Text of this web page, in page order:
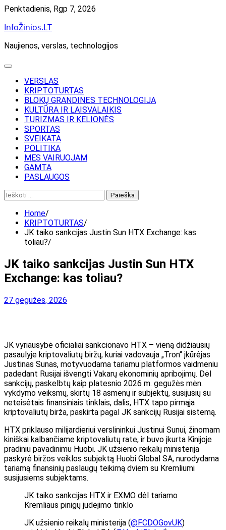
Skip
content
Penktadienis, Rgp 7, 2026
InfoŽinios.LT
Naujienos, verslas, technologijos
VERSLAS
KRIPTOTURTAS
BLOKŲ GRANDINĖS TECHNOLOGIJA
KULTŪRA IR LAISVALAIKIS
TURIZMAS IR KELIONĖS
SPORTAS
SVEIKATA
POLITIKA
MES VAIRUOJAM
GAMTA
PASLAUGOS
Ieškoti:
Home
KRIPTOTURTAS
JK taiko sankcijas Justin Sun HTX Exchange: kas
toliau?
JK taiko sankcijas Justin Sun HTX
Exchange: kas toliau?
27 gegužės, 2026
JK vyriausybė oficialiai sankcionavo HTX – vieną didžiausių
pasaulyje kriptovaliutų biržų, kuriai vadovauja „Tron“ įkūrėjas
Justinas Sunas, motyvuodama tariamu platformos vaidmeniu
padedant Rusijai išvengti Vakarų ekonominių apribojimų. Dėl
sankcijų, paskelbtų kaip platesnio 2026 m. gegužės mėn.
vykdymo veiksmų, skirtų 18 asmenų ir subjektų, susijusių su
neteisėtais finansiniais tinklais, dalis, HTX tapo pirmąja
kriptovaliutų birža, paskirta pagal JK sankcijų Rusijai sistemą.
HTX priklauso milijardieriui verslininkui Justinui Sunui, žinomam
kiniškai kalbančiame kriptovaliutų rate, ir buvo įkurta Kinijoje
pradiniu pavadinimu Huobi. JK užsienio reikalų ministerija
paskyrė biržos veiklos subjektą Huobi Global SA, nurodydama
tariamą finansinių paslaugų teikimą dviem su Kremliumi
susijusiems subjektams.
JK taiko sankcijas HTX ir EXMO dėl tariamo
Kremliaus pinigų judėjimo tinklo
JK užsienio reikalų ministerija (@FCDOGovUK)